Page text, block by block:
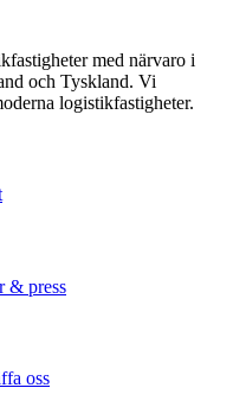
med närvaro i
och Tyskland. Vi
logistikfastigheter.
& press
oss